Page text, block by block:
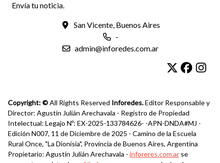
Envía tu noticia.
San Vicente, Buenos Aires
-
admin@inforedes.com.ar
Copyright: ©All Rights Reserved Inforedes.Editor Responsable y
Director: Agustín Julián Arechavala - Registro de Propiedad
Intelectual: Legajo Nº: EX-2025-133784626- -APN-DNDA#MJ -
Edición N007, 11 de Diciembre de 2025 - Camino de la Escuela
Rural Once, "La Dionisia", Provincia de Buenos Aires, Argentina
Propietario: Agustín Julián Arechavala - inforeres.com.ar se